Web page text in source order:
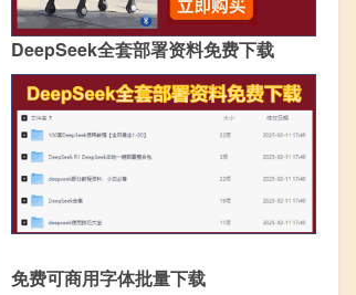
DeepSeek全套部署资料免费下载
免费可商用字体批量下载